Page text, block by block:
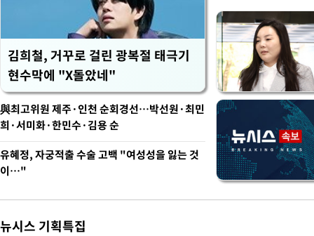
김희철, 거꾸로 걸린 광복절 태극기
현수막에 "X돌았네"
與최고위원 제주·인천 순회경선…박선원·최민
희·서미화·한민수·김용 순
유혜정, 자궁적출 수술 고백 "여성성을 잃는 것
이…"
뉴시스 기획특집